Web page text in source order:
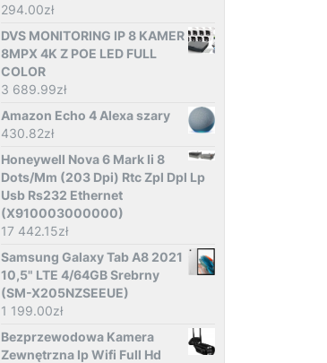
294.00zł
DVS MONITORING IP 8 KAMER
8MPX 4K Z POE LED FULL
COLOR
3 689.99zł
Amazon Echo 4 Alexa szary
430.82zł
Honeywell Nova 6 Mark Ii 8
Dots/Mm (203 Dpi) Rtc Zpl Dpl Lp
Usb Rs232 Ethernet
(X910003000000)
17 442.15zł
Samsung Galaxy Tab A8 2021
10,5" LTE 4/64GB Srebrny
(SM-X205NZSEEUE)
1 199.00zł
Bezprzewodowa Kamera
Zewnętrzna Ip Wifi Full Hd